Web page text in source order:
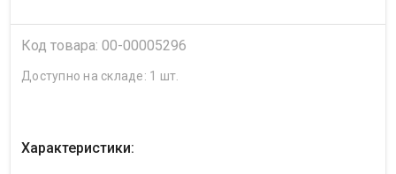
Код товара: 00-00005296
Доступно на складе: 1 шт.
Характеристики: